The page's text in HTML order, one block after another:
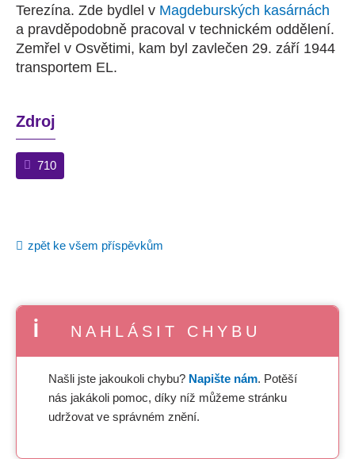
Terezína. Zde bydlel v Magdeburských kasárnách
a pravděpodobně pracoval v technickém oddělení.
Zemřel v Osvětimi, kam byl zavlečen 29. září 1944
transportem EL.
Zdroj
710
zpět ke všem příspěvkům
NAHLÁSIT CHYBU
Našli jste jakoukoli chybu? Napište nám. Potěší
nás jakákoli pomoc, díky níž můžeme stránku
udržovat ve správném znění.